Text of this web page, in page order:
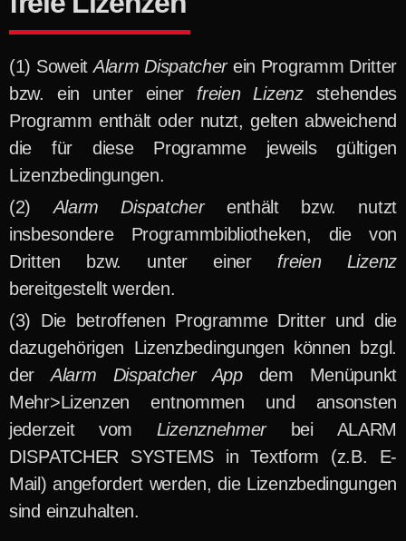
SoweitAlarm Dispatcher ein Programm Dritter
bzw. ein unter einer freien Lizenzstehendes
Programm enthält oder nutzt, gelten abweichend
die für diese Programme jeweils gültigen
Lizenzbedingungen.
Alarm Dispatcher enthält bzw. nutzt
insbesondere Programmbibliotheken, die von
Dritten bzw. unter einer freien Lizenz
bereitgestellt werden.
Die betroffenen Programme Dritter und die
dazugehörigen Lizenzbedingungen können bzgl.
derAlarm Dispatcher Appdem Menüpunkt
Mehr>Lizenzen entnommen und ansonsten
jederzeit vom Lizenznehmerbei ALARM
DISPATCHER SYSTEMS in Textform (z.B. E-
Mail) angefordert werden, die Lizenzbedingungen
sind einzuhalten.